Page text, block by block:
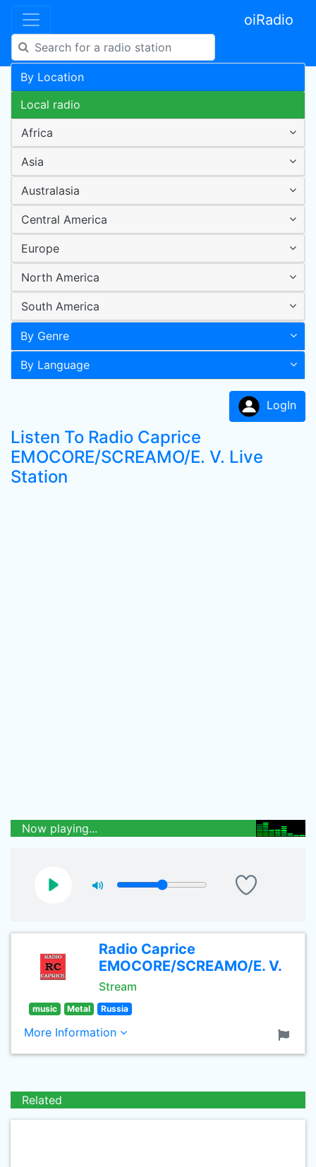
oiRadio
By Location
Local radio
Africa
Asia
Australasia
Central America
Europe
North America
South America
By Genre
By Language
LogIn
Listen To Radio Caprice
EMOCORE/SCREAMO/E. V. Live
Station
Now playing...
Radio Caprice
EMOCORE/SCREAMO/E. V.
Stream
music Metal Russia
More Information
Related